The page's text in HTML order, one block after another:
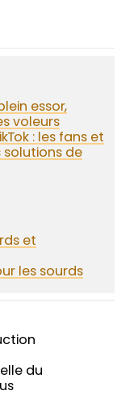
essor,
voleurs
: les fans et
solutions de
et
les sourds
du